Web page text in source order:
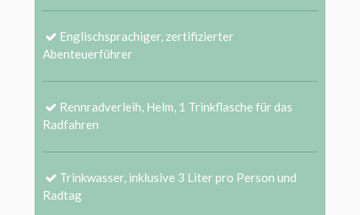
Englischsprachiger, zertifizierter
Abenteuerführer
Rennradverleih, Helm, 1 Trinkflasche für das
Radfahren
Trinkwasser, inklusive 3 Liter pro Person und
Radtag